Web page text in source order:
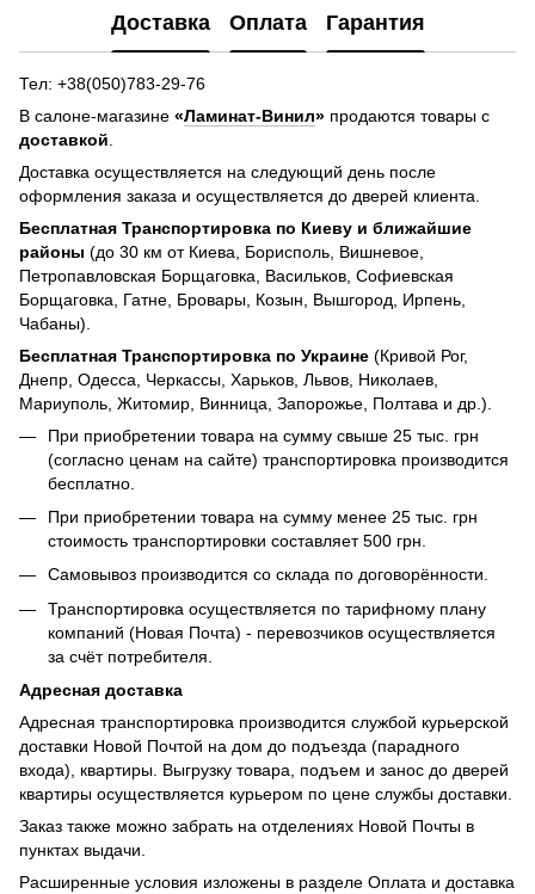
Доставка Оплата Гарантия
Тел: +38(050)783-29-76
В салоне-магазине «Ламинат-Винил» продаются товары с
доставкой
Доставка осуществляется на следующий день после
оформления заказа и осуществляется до дверей клиента.
Бесплатная Транспортировка по Киеву и ближайшие
районы (до 30 км от Киева, Борисполь, Вишневое,
Петропавловская Борщаговка, Васильков, Софиевская
Борщаговка, Гатне, Бровары, Козын, Вышгород, Ирпень,
Чабаны).
Бесплатная Транспортировка по Украине (Кривой Рог,
Днепр, Одесса, Черкассы, Харьков, Львов, Николаев,
Мариуполь, Житомир, Винница, Запорожье, Полтава и др.).
При приобретении товара на сумму свыше 25 тыс. грн
(согласно ценам на сайте) транспортировка производится
бесплатно.
При приобретении товара на сумму менее 25 тыс. грн
стоимость транспортировки составляет 500 грн.
Самовывоз производится со склада по договорённости.
Транспортировка осуществляется по тарифному плану
компаний (Новая Почта) - перевозчиков осуществляется
за счёт потребителя.
Адресная доставка
Адресная транспортировка производится службой курьерской
доставки Новой Почтой на дом до подъезда (парадного
входа), квартиры. Выгрузку товара, подъем и занос до дверей
квартиры осуществляется курьером по цене службы доставки.
Заказ также можно забрать на отделениях Новой Почты в
пунктах выдачи.
Расширенные условия изложены в разделе Оплата и доставка